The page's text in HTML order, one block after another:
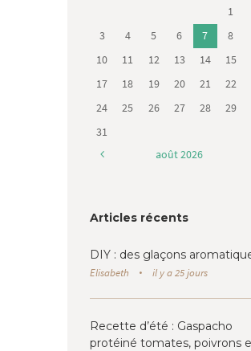
1
3
4 5 6 7 8
10
11 12 13 14 15
17
18 19 20 21 22
24
25 26 27 28 29
31
août2026
Articles récents
DIY : des glaçons
Elisabeth il y a 25 jours
Recette d’été : Gaspacho
protéiné tomates, poivrons